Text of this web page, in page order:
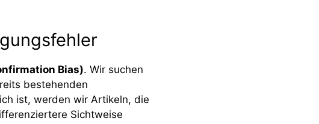
Bias). Wir suchen
bestehenden
ist, werden wir Artikeln, die
Sichtweise